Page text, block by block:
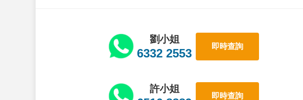
劉小姐
6332 2553
即時查詢
許小姐
即時查詢